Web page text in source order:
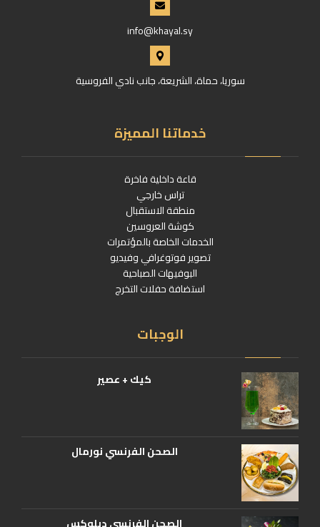
info@khayal.sy
سوريا، حماة، الشريعة، جانب نادي الفروسية
خدماتنا المميزة
قاعة داخلية فاخرة
تراس خارجي
منطقة الاستقبال
كوشة العروسين
الخدمات الخاصة بالمؤتمرات
تصوير فوتوغرافي وفيديو
البوفيهات الصباحية
استضافة حفلات التخرج
الوجبات
كيك + عصير
الصحن الفرنسي نورمال